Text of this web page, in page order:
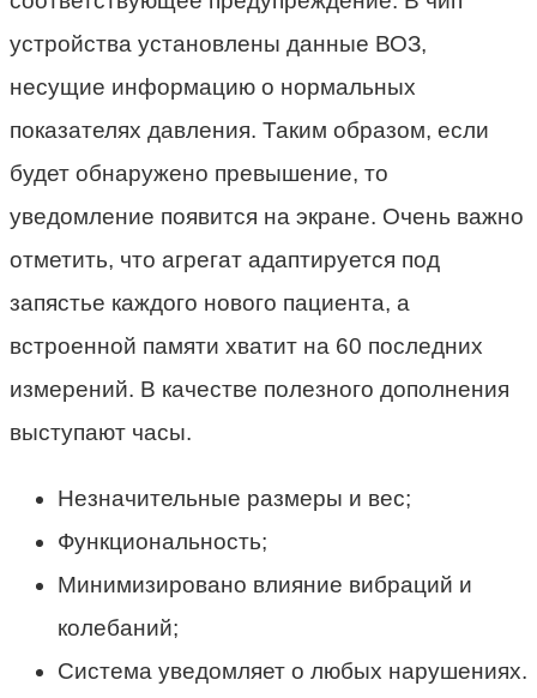
устройства установлены данные ВОЗ,
несущие информацию о нормальных
показателях давления. Таким образом, если
будет обнаружено превышение, то
уведомление появится на экране. Очень важно
отметить, что агрегат адаптируется под
запястье каждого нового пациента, а
встроенной памяти хватит на 60 последних
измерений. В качестве полезного дополнения
выступают часы.
Незначительные размеры и вес;
Функциональность;
Минимизировано влияние вибраций и
колебаний;
Система уведомляет о любых нарушениях.